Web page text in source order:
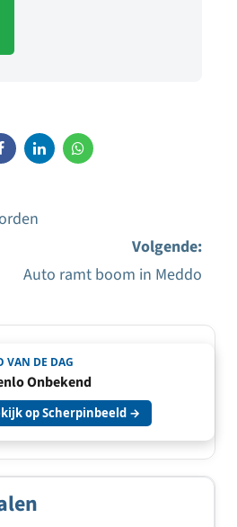
Volgende:
Auto ramt boom in Meddo
VAN DE DAG
Onbekend
op Scherpinbeeld →